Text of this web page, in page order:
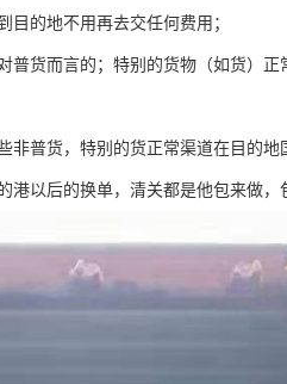
的地不用再去交任何费用；
普货而言的；特别的货物（如货）正
非普货，特别的货正常渠道在目的地
以后的换单，清关都是他包来做，